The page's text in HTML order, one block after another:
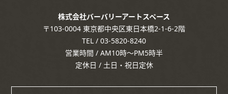
株式会社バーバリーアートスペース
〒103-0004 東京都中央区東日本橋2-1-6-2階
TEL / 03-5820-8240
営業時間 / AM10時～PM5時半
定休日 / 土日・祝日定休